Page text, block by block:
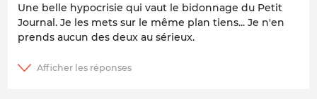
Une belle hypocrisie qui vaut le bidonnage du Petit
Journal. Je les mets sur le même plan tiens... Je n'en
prends aucun des deux au sérieux.